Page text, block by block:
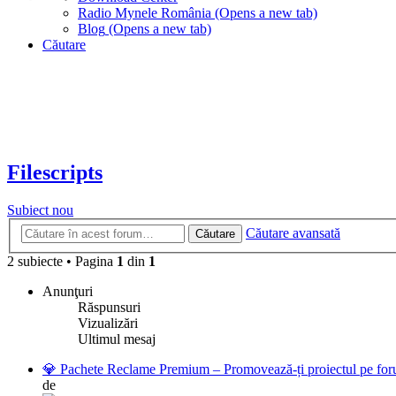
Radio Mynele România (Opens a new tab)
Blog (Opens a new tab)
Căutare
Filescripts
Subiect nou
Căutare
Căutare avansată
2 subiecte • Pagina 1 din 1
Anunţuri
Răspunsuri
Vizualizări
Ultimul mesaj
💎 Pachete Reclame Premium – Promovează-ți proiectul pe
de